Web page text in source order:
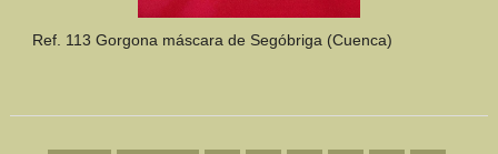
Ref. 113 Gorgona máscara de Segóbriga (Cuenca)